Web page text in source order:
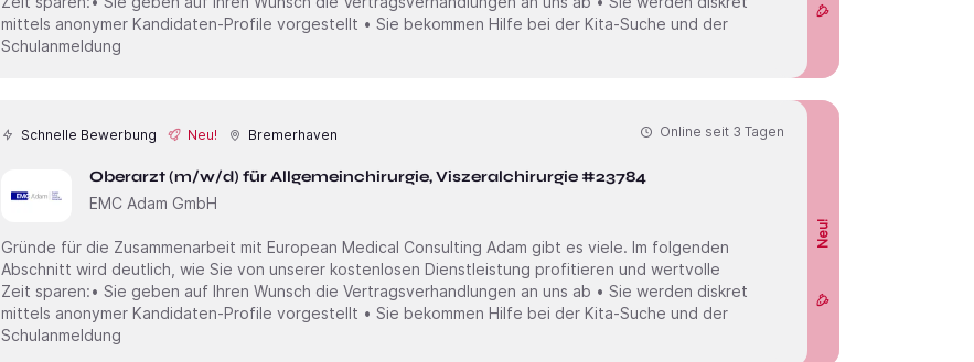
mittels anonymer Kandidaten-Profile vorgestellt • Sie bekommen Hilfe bei der Kita-Suche und der
Schulanmeldung
Schnelle Bewerbung Neu! Bremerhaven
Oberarzt (m/w/d) für Allgemeinchirurgie, Viszeralchirurgie #23784
EMC Adam GmbH
Neu!
Online seit 3 Tagen
Gründe für die Zusammenarbeit mit European Medical Consulting Adam gibt es viele. Im folgenden
Abschnitt wird deutlich, wie Sie von unserer kostenlosen Dienstleistung profitieren und wertvolle
Zeit sparen:• Sie geben auf Ihren Wunsch die Vertragsverhandlungen an uns ab • Sie werden diskret
mittels anonymer Kandidaten-Profile vorgestellt • Sie bekommen Hilfe bei der Kita-Suche und der
Schulanmeldung